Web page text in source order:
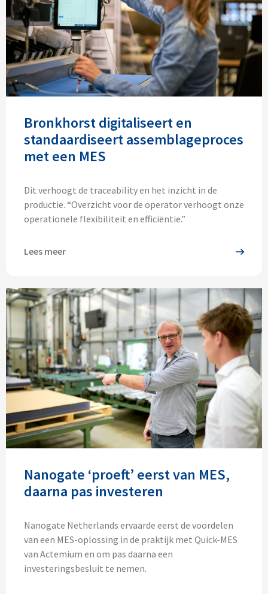
Bronkhorst digitaliseert en
standaardiseert assemblageproces
met een MES
Dit verhoogt de traceability en het inzicht in de
productie. “Overzicht voor de operator verhoogt onze
operationele flexibiliteit en efficiëntie.”
Lees meer
Nanogate ‘proeft’ eerst van MES,
daarna pas investeren
Nanogate Netherlands ervaarde eerst de voordelen
van een MES-oplossing in de praktijk met Quick-MES
van Actemium en om pas daarna een
investeringsbesluit te nemen.